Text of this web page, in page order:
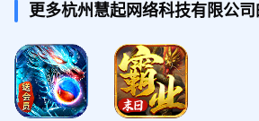
更多杭州慧起网络科技有限公